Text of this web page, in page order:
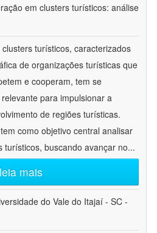
em clusters turísticos: análise
turísticos, caracterizados
de organizações turísticas que
e cooperam, tem se
para impulsionar a
de regiões turísticas.
como objetivo central analisar
turísticos, buscando avançar no...
leia mais
do Vale do Itajaí - SC -